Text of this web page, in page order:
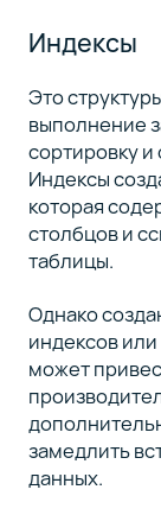
Индексы
Это
выполнение
сортировку
Индексы
которая
столбцов и
таблицы.
Однако
индексов
может
замедлить
данных.